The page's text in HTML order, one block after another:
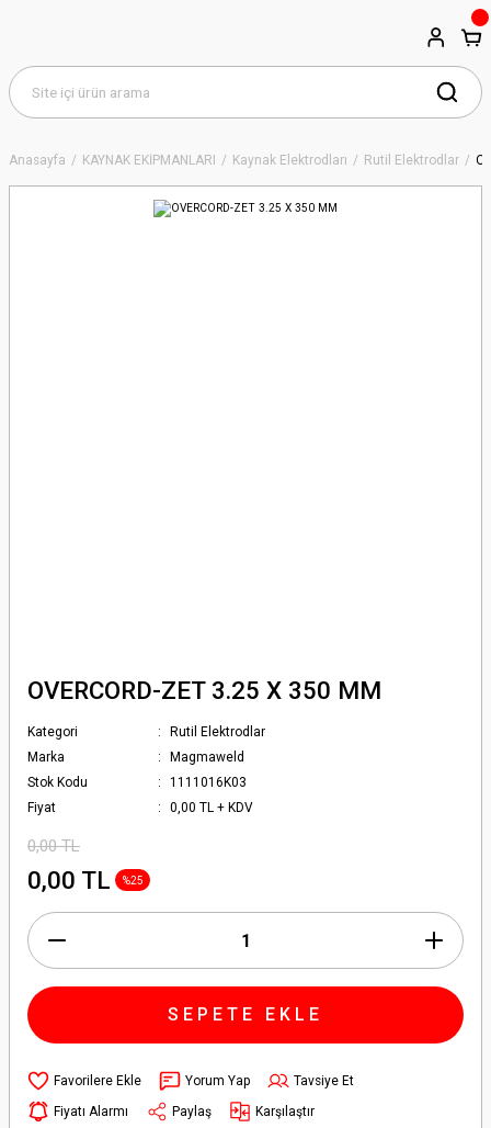
Anasayfa KAYNAK EKİPMANLARI Kaynak Elektrodları Rutil Elektrodlar
OVERCORD-ZET 3.25 X 350 MM
Kategori
Rutil Elektrodlar
Marka
Magmaweld
Stok Kodu
1111016K03
Fiyat
0,00 TL + KDV
0,00 TL
0,00 TL %25
SEPETE EKLE
Yorum Yap
Tavsiye Et
Fiyatı Alarmı
Paylaş Karşılaştır